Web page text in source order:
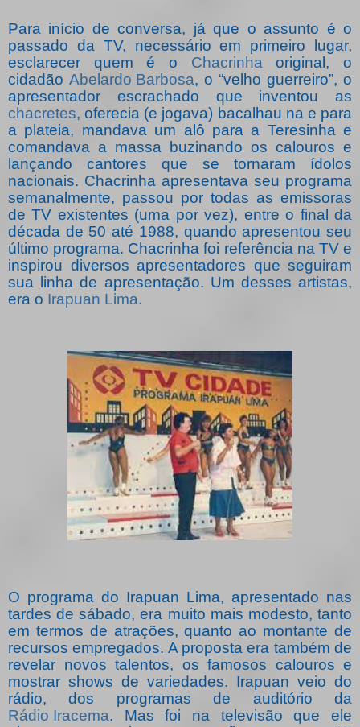
Para início de conversa, já que o assunto é o
passado da TV, necessário em primeiro lugar,
esclarecer quem é o Chacrinhaoriginal, o
cidadão Abelardo Barbosa, o “velho guerreiro”, o
apresentador escrachado que inventou as
chacretes, oferecia (e jogava) bacalhau na e para
a plateia, mandava um alô para a Teresinha e
comandava a massa buzinando os calouros e
lançando cantores que se tornaram ídolos
nacionais. Chacrinha apresentava seu programa
semanalmente, passou por todas as emissoras
de TV existentes (uma por vez), entre o final da
década de 50 até 1988, quando apresentou seu
último programa. Chacrinha foi referência na TV e
inspirou diversos apresentadores que seguiram
sua linha de apresentação. Um desses artistas,
era o Irapuan Lima.
O programa do Irapuan Lima, apresentado nas
tardes de sábado, era muito mais modesto, tanto
em termos de atrações, quanto ao montante de
recursos empregados. A proposta era também de
revelar novos talentos, os famosos calouros e
mostrar shows de variedades. Irapuan veio do
rádio, dos programas de auditório da
Rádio Iracema. Mas foi na televisão que ele